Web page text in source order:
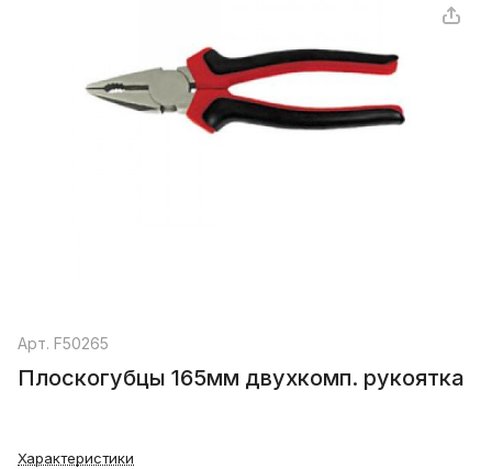
Арт. F50265
Плоскогубцы 165мм двухкомп. рукоятка
Характеристики